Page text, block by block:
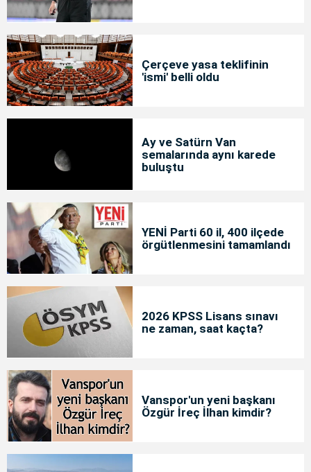
Çerçeve yasa teklifinin
'ismi' belli oldu
Ay ve Satürn Van
semalarında aynı karede
buluştu
YENİ Parti 60 il, 400 ilçede
örgütlenmesini tamamlandı
2026 KPSS Lisans sınavı
ne zaman, saat kaçta?
Vanspor'un yeni başkanı
Özgür İreç İlhan kimdir?